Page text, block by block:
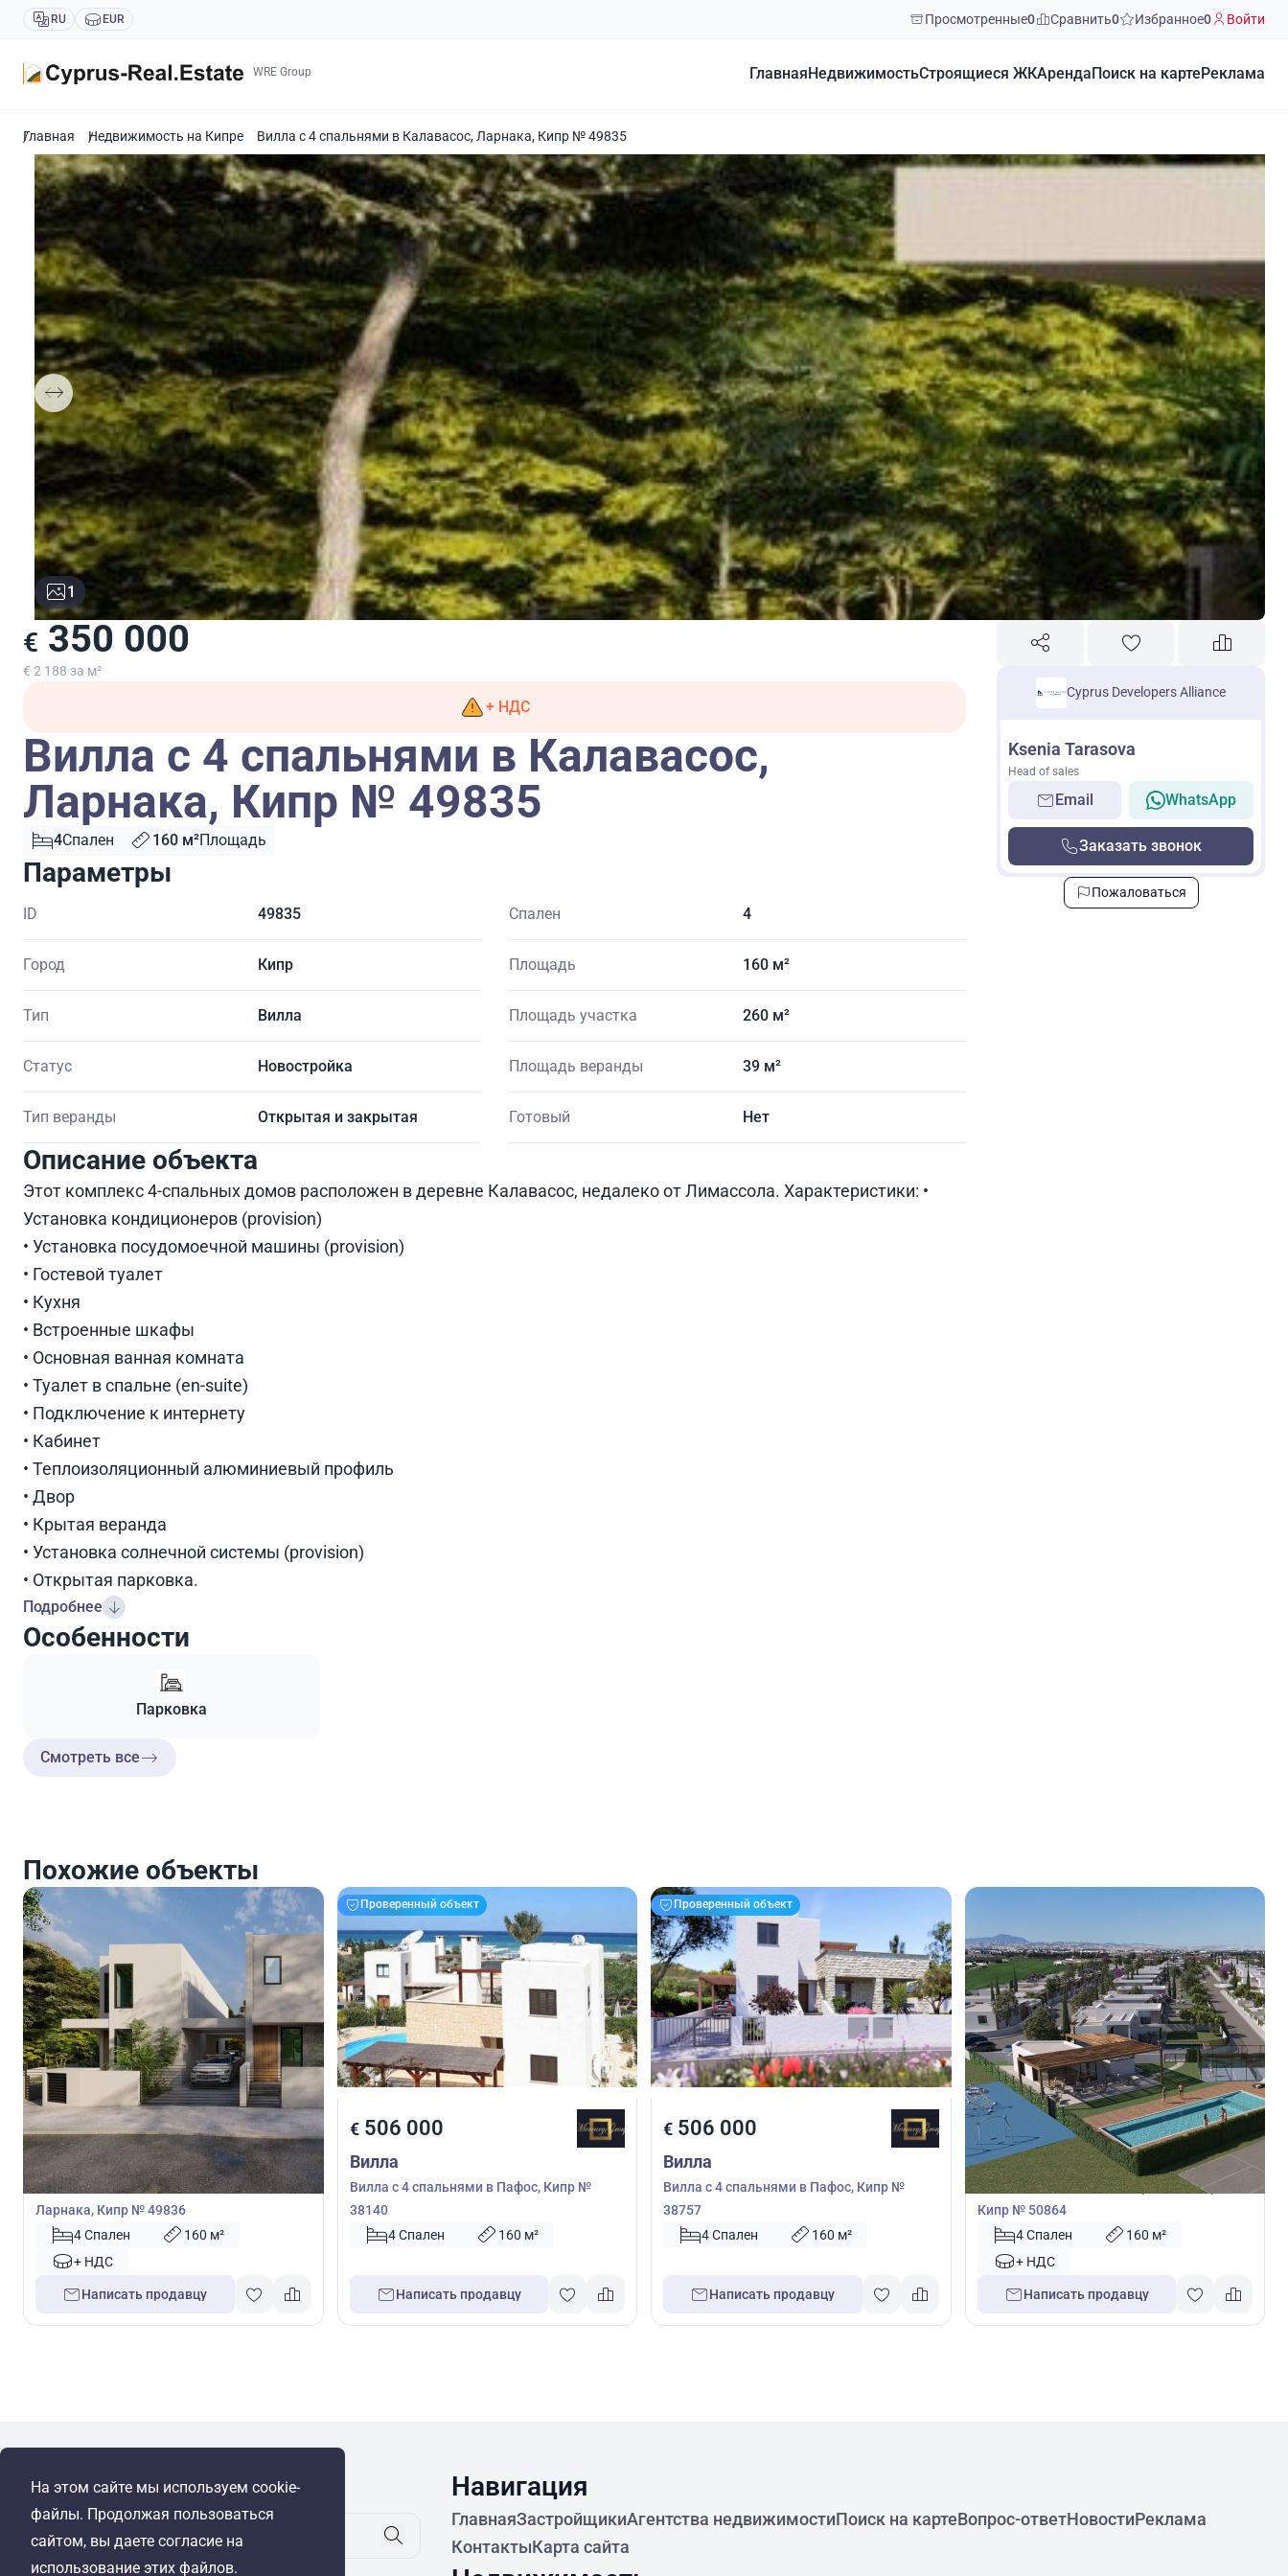
RU EUR Просмотренные0 Сравнить0 Избранное0 Войти
WRE Group Главная НедвижимостьСтроящиеся ЖКАренда Поиск на карте Реклама
Главная Недвижимость на Кипре Вилла с 4 спальнями в Калавасос, Ларнака, Кипр № 49835
1
€ 350 000
€ 2 188 за м²
+ НДС
Вилла с 4 спальнями в Калавасос,
Ларнака, Кипр № 49835
4Спален 160 м²Площадь
Параметры
ID 49835
Город Кипр
Тип Вилла
Статус Новостройка
Тип веранды Открытая и закрытая
Спален 4
Площадь 160 м²
Площадь участка 260 м²
Площадь веранды 39 м²
Готовый Нет
Описание объекта
Этот комплекс 4-спальных домов расположен в деревне Калавасос, недалеко от Лимассола. Характеристики: •
Установка кондиционеров (provision)
• Установка посудомоечной машины (provision)
• Гостевой туалет
• Кухня
• Встроенные шкафы
• Основная ванная комната
• Туалет в спальне (en-suite)
• Подключение к интернету
• Кабинет
• Теплоизоляционный алюминиевый профиль
• Двор
• Крытая веранда
• Установка солнечной системы (provision)
• Открытая парковка.
Подробнее
Особенности
Парковка
Смотреть все
Cyprus Developers Alliance
Ksenia Tarasova
Head of sales
Email WhatsApp
Заказать звонок
Пожаловаться
Похожие объекты
€350 000
Вилла
Вилла с 4 спальнями в Калавасос,
Ларнака, Кипр № 49836
4 Спален
160 м²
+ НДС
Написать продавцу
Проверенный объект
€506 000
Вилла
Вилла с 4 спальнями в Пафос, Кипр №
38140
4 Спален
160 м²
Написать продавцу
Проверенный объект
€ 506 000
Вилла
Вилла с 4 спальнями в Пафос, Кипр №
38757
4 Спален
160 м²
Написать продавцу
€ 545 000
Вилла
Вилла с 4 спальнями в Перволия, Ларнака,
Кипр № 50864
4 Спален
160 м²
+ НДС
Написать продавцу
На этом сайте мы используем cookie-
файлы. Продолжая пользоваться
сайтом, вы даете согласие на
использование этих файлов.
© Cyprus Realestate 2026. Все права защищены! Навигация
ГлавнаяЗастройщикиАгентства недвижимостиПоиск на картеВопрос-ответНовостиРеклама
КонтактыКарта сайта